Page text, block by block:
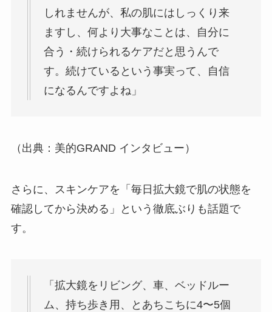
しれませんが、私の肌にはしっくり来
ますし、何より大事なことは、自分に
合う・続けられるケアだと思うんで
す。続けているという事実って、自信
になるんですよね」
（出典：美的GRAND インタビュー）
さらに、スキンケアを「毎日拡大鏡で肌の状態を
確認してから決める」という徹底ぶりも話題で
す。
「拡大鏡をリビング、車、ベッドルー
ム、持ち歩き用、とあちこちに4〜5個